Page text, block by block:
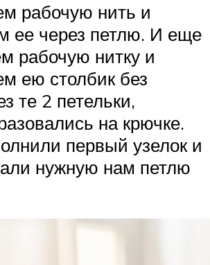
рабочую нить и
ее через петлю. И еще
рабочую нитку и
ею столбик без
те 2 петельки,
на крючке.
первый узелок и
нужную нам петлю